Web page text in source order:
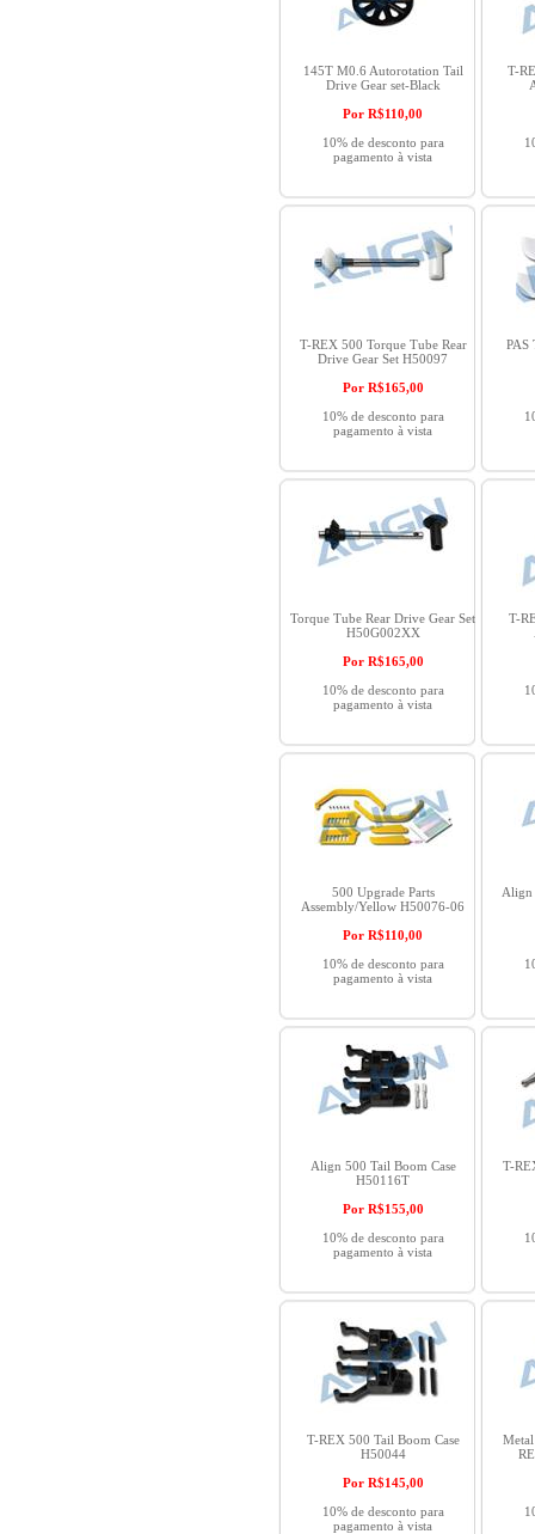
145T M0.6 Autorotation Tail
Drive Gear set-Black
Por R$110,00
10% de desconto para
pagamento à vista
T-
T-REX 500 Torque Tube Rear
Drive Gear Set H50097
Por R$165,00
10% de desconto para
pagamento à vista
PAS
Torque Tube Rear Drive Gear Set
H50G002XX
Por R$165,00
10% de desconto para
pagamento à vista
T-
500 Upgrade Parts
Assembly/Yellow H50076-06
Por R$110,00
10% de desconto para
pagamento à vista
Align
Align 500 Tail Boom Case
H50116T
Por R$155,00
10% de desconto para
pagamento à vista
T-
T-REX 500 Tail Boom Case
H50044
Por R$145,00
10% de desconto para
pagamento à vista